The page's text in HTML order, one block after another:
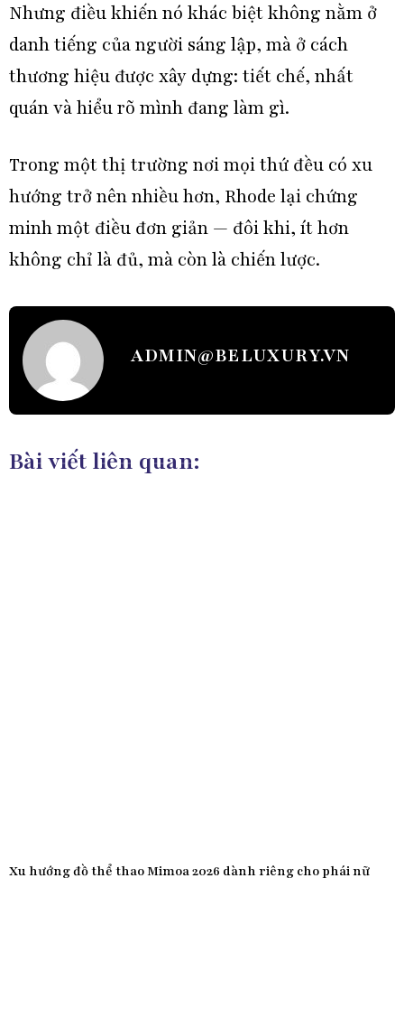
Nhưng điều khiến nó khác biệt không nằm ở
danh tiếng của người sáng lập, mà ở cách
thương hiệu được xây dựng: tiết chế, nhất
quán và hiểu rõ mình đang làm gì.
Trong một thị trường nơimọi thứ đều có xu
hướng trở nên nhiều hơn, Rhode lại chứng
minh một điều đơn giản — đôi khi, ít hơn
không chỉ là đủ, mà còn là chiến lược.
ADMIN@BELUXURY.VN
Bài viết liên quan:
Xu hướng đồ thể thao Mimoa 2026 dành riêng cho phái nữ